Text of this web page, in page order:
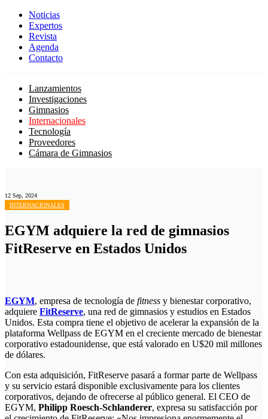
Noticias
Expertos
Revista
Agenda
Contacto
Lanzamientos
Investigaciones
Gimnasios
Internacionales
Tecnología
Proveedores
Cámara de Gimnasios
12 Sep, 2024
INTERNACIONALES
EGYM adquiere la red de gimnasios
FitReserve en Estados Unidos
EGYM, empresa de tecnología de fitness y bienestar corporativo,
adquiere FitReserve, una red de gimnasios y estudios en Estados
Unidos. Esta compra tiene el objetivo de acelerar la expansión de la
plataforma Wellpass de EGYM en el creciente mercado de bienestar
corporativo estadounidense, que está valorado en U$20 mil millones
de dólares.
Con esta adquisición, FitReserve pasará a formar parte de Wellpass
y su servicio estará disponible exclusivamente para los clientes
corporativos, dejando de ofrecerse al público general. El CEO de
EGYM, Philipp Roesch-Schlanderer, expresa su satisfacción por